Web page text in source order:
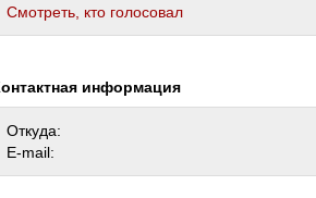
Cмотреть, кто голосовал
Контактная информация
Откуда:
E-mail: